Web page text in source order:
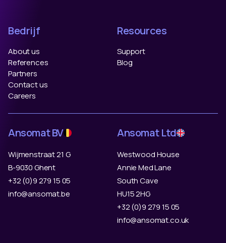
Bedrijf
About us
References
Partners
Contact us
Careers
Resources
Support
Blog
Ansomat BV
Wijmenstraat 21 G
B-9030 Ghent
+32 (0)9 279 15 05
info@ansomat.be
Ansomat Ltd
Westwood House
Annie Med Lane
South Cave
HU15 2HG
+32 (0)9 279 15 05
info@ansomat.co.uk